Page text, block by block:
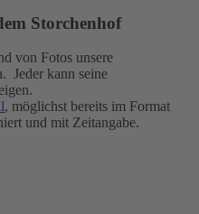
Storchenhof
von Fotos unsere
Jeder kann seine
, möglichst bereits im Format
und mit Zeitangabe.